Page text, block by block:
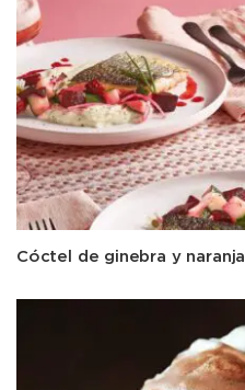
Cóctel de ginebra y naranja